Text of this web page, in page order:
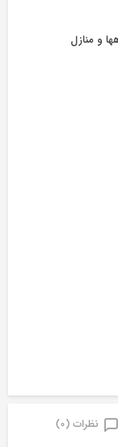
و منازل
نظرات (0)